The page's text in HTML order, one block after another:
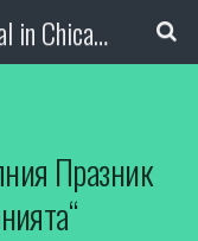
The Bulgarian Media Portal in Chicago
Празник